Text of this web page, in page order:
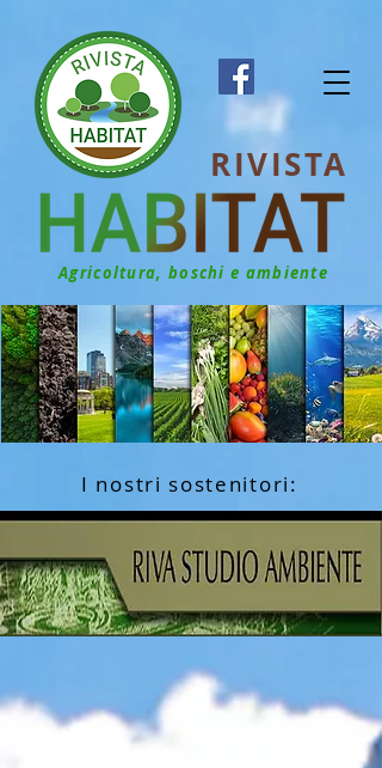
Agricoltura, boschi e ambiente
RIVISTA
I nostri sostenitori: